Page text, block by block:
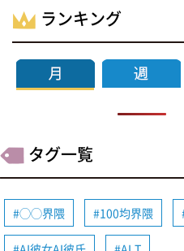
ランキング
タグ一覧
◯◯界隈 100均界隈